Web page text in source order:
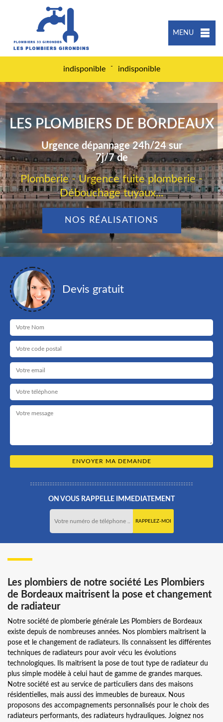
MENU
indisponible - indisponible
LES PLOMBIERS DE BORDEAUX
Urgence dépannage 24h/24 sur
7j/7 de
Plomberie - Urgence fuite plomberie -
Débouchage tuyaux...
NOS RÉALISATIONS
Devis gratuit
ON VOUS RAPPELLE IMMEDIATEMENT
Les plombiers de notre société Les Plombiers
de Bordeaux maitrisent la pose et changement
de radiateur
Notre société de plomberie générale Les Plombiers de Bordeaux
existe depuis de nombreuses années. Nos plombiers maitrisent la
pose et le changement de radiateurs. Ils connaissent les différentes
techniques de radiateurs pour avoir vécu les évolutions
technologiques. Ils maitrisent la pose de tout type de radiateur du
plus simple modèle à celui haut de gamme de grandes marques.
Notre société est au service de particuliers dans des maisons
résidentielles, mais aussi des immeubles de bureaux. Nous
proposons des accompagnements personnalisés pour le choix des
radiateurs performants, des radiateurs hydrauliques. Joignez nos